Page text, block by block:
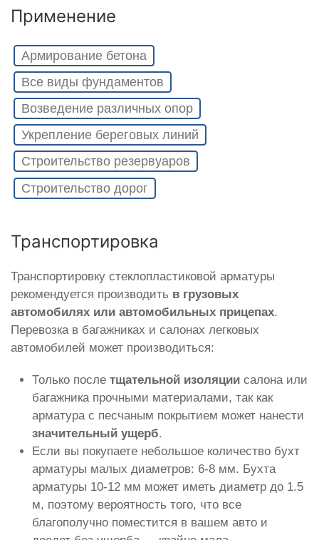
Применение
Армирование бетона
Все виды фундаментов
Возведение различных опор
Укрепление береговых линий
Строительство резервуаров
Строительство дорог
Транспортировка
Транспортировку стеклопластиковой арматуры
рекомендуется производить в грузовых
автомобилях или автомобильных прицепах.
Перевозка в багажниках и салонах легковых
автомобилей может производиться:
Только после тщательной изоляции салона или
багажника прочными материалами, так как
арматура с песчаным покрытием может нанести
значительный ущерб.
Если вы покупаете небольшое количество бухт
арматуры малых диаметров: 6-8 мм. Бухта
арматуры 10-12 мм может иметь диаметр до 1.5
м, поэтому вероятность того, что все
благополучно поместится в вашем авто и